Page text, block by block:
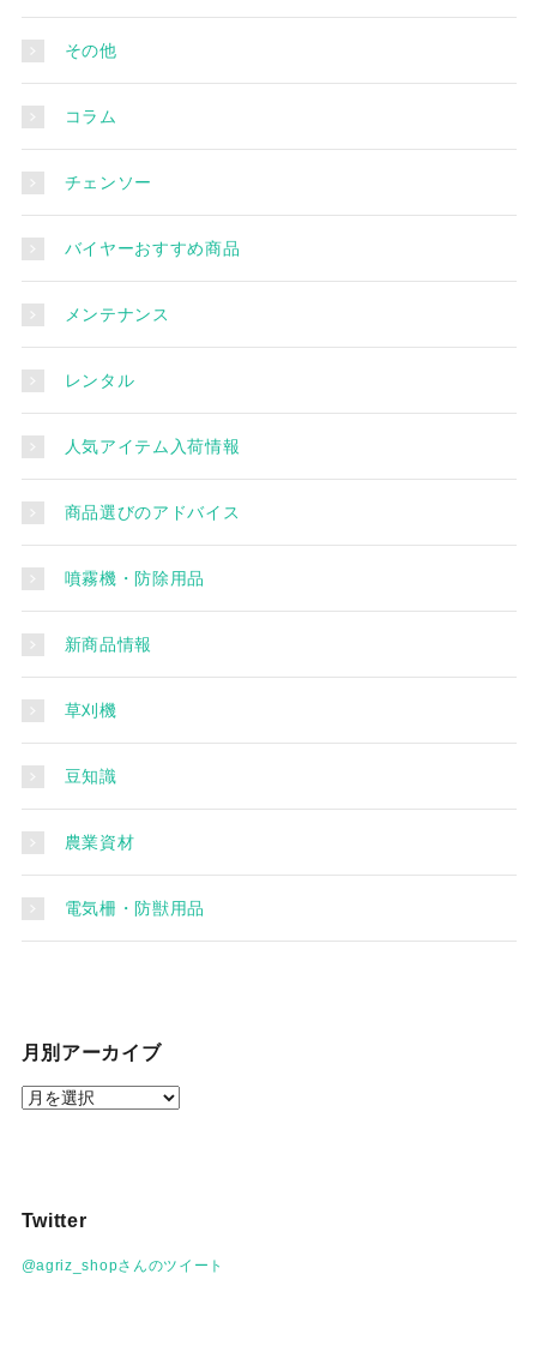
その他
コラム
チェンソー
バイヤーおすすめ商品
メンテナンス
レンタル
人気アイテム入荷情報
商品選びのアドバイス
噴霧機・防除用品
新商品情報
草刈機
豆知識
農業資材
電気柵・防獣用品
月別アーカイブ
月
イ
Twitter
@agriz_shopさんのツイート